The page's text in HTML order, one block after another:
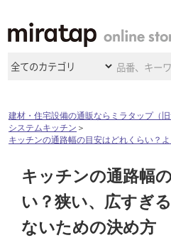
商品カテ
洗面所・水回り
キッチン
ドア（扉）・
建具・玄関
扉
施工事
施工事例
ミラタップのあるくらし
ショール
ショールームの ご案内
大阪ショールーム
サポート
建材・住宅設備の通販ならミラタップ（旧
システムキッチン ＞
キッチンの通路幅の目安はどれくらい？
キッチンの通路幅
い？狭い、広すぎ
ないための決め方